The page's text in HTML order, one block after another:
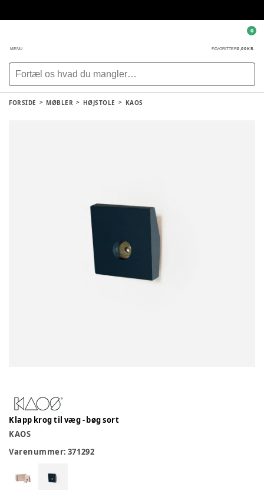
MENU FAVORITTER0,00 KR.
0
FORSIDE MØBLER HØJSTOLE KAOS
Klapp krog til væg - bøg sort
KAOS
Varenummer: 371292